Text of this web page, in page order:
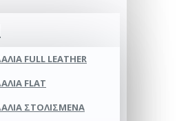
FULL LEATHER
FLAT
ΣΤΟΛΙΣΜΈΝΑ